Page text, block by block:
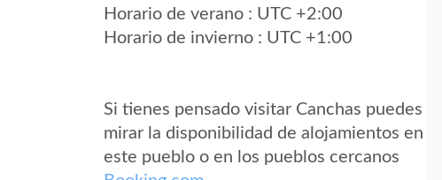
Horario de verano : UTC +2:00
Horario de invierno : UTC +1:00
Si tienes pensado visitar Canchas puedes
mirar la disponibilidad de alojamientos en
este pueblo o en los pueblos cercanos